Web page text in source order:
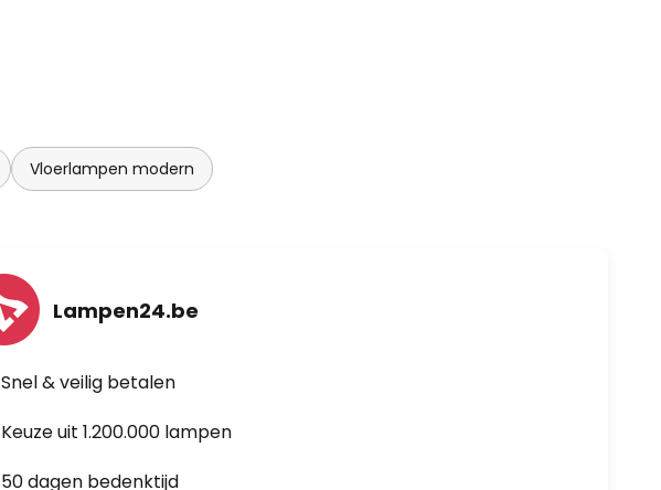
Vloerlampen modern
Lampen24.be
Snel & veilig betalen
Keuze uit 1.200.000 lampen
50 dagen bedenktijd